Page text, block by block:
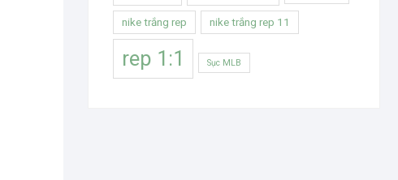
nike trắng rep nike trắng rep 11
rep 1:1 Sục MLB